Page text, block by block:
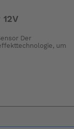
Der
um